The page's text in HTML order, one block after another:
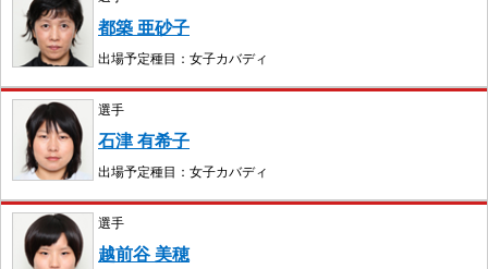
都築 亜砂子
出場予定種目：女子カバディ
選手
石津 有希子
出場予定種目：女子カバディ
選手
越前谷 美穂